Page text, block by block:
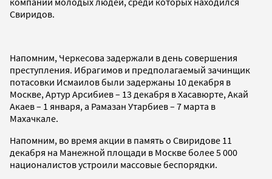
Свиридов.
Напомним, Черкесова задержали в день совершения
преступления. Ибрагимов и предполагаемый зачинщик
потасовки Исмаилов были задержаны 10 декабря в
Москве, Артур Арсибиев – 13 декабря в Хасавюрте, Акай
Акаев – 1 января, а Рамазан Утарбиев – 7 марта в
Махачкале.
Напомним, во время акции в память о Свиридове 11
декабря на Манежной площади в Москве более 5 000
националистов устроили массовые беспорядки.